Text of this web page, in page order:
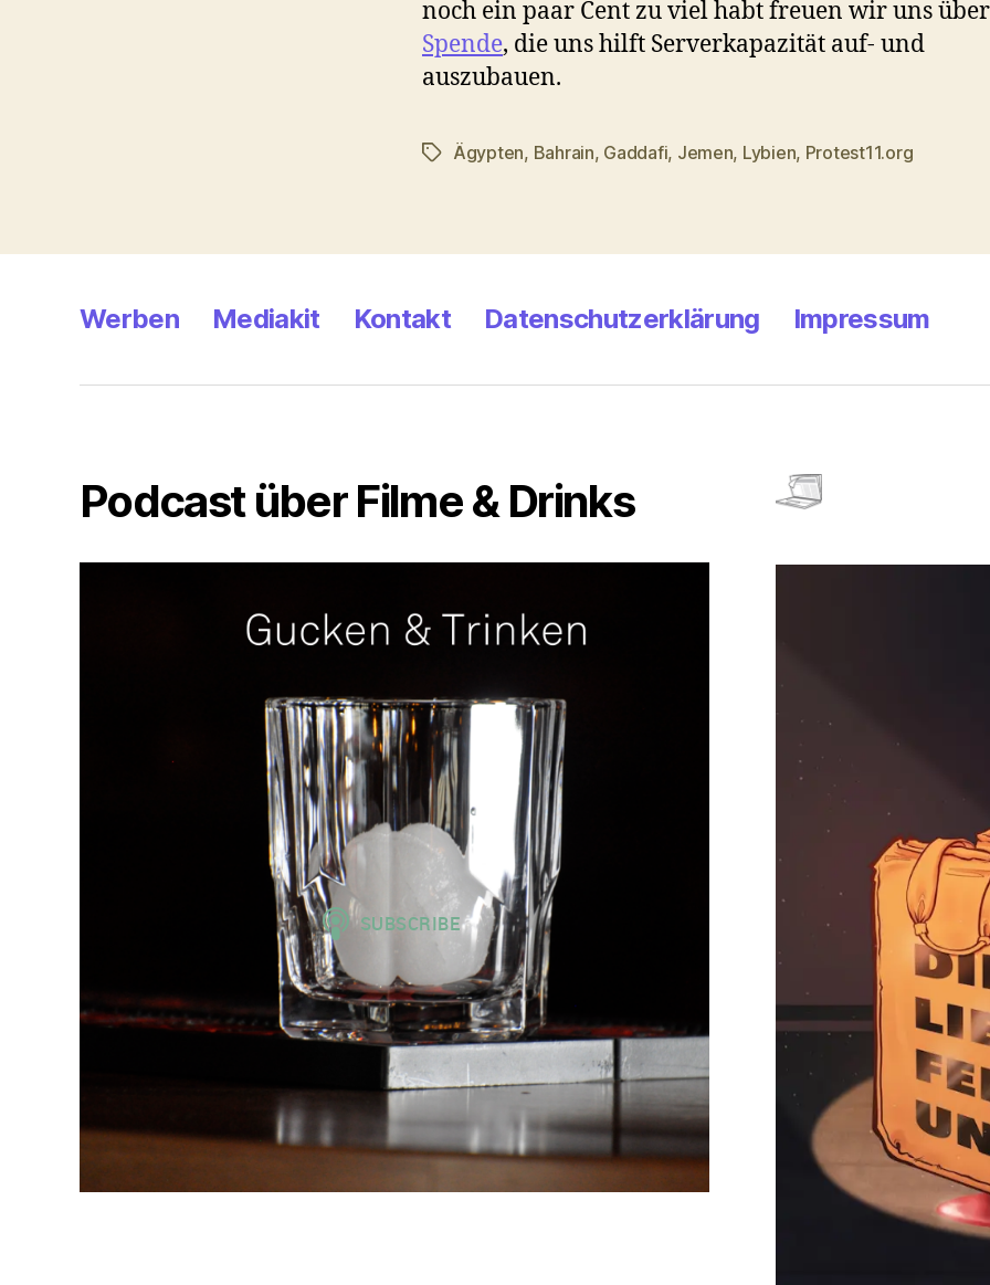
noch ein paar Cent zu viel habt freuen wir uns über
Spende, die uns hilft Serverkapazität auf- und
auszubauen.
Schlagwörter
Ägypten, Bahrain, Gaddafi, Jemen, Lybien, Protest11.org
Werben Mediakit Kontakt Datenschutzerklärung Impressum
Podcast über Filme & Drinks